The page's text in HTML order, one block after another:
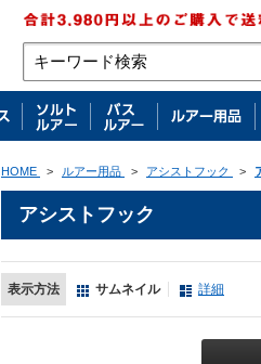
HOME > ルアー用品 > アシストフック >
アシストフック
表示方法 サムネイル 詳細